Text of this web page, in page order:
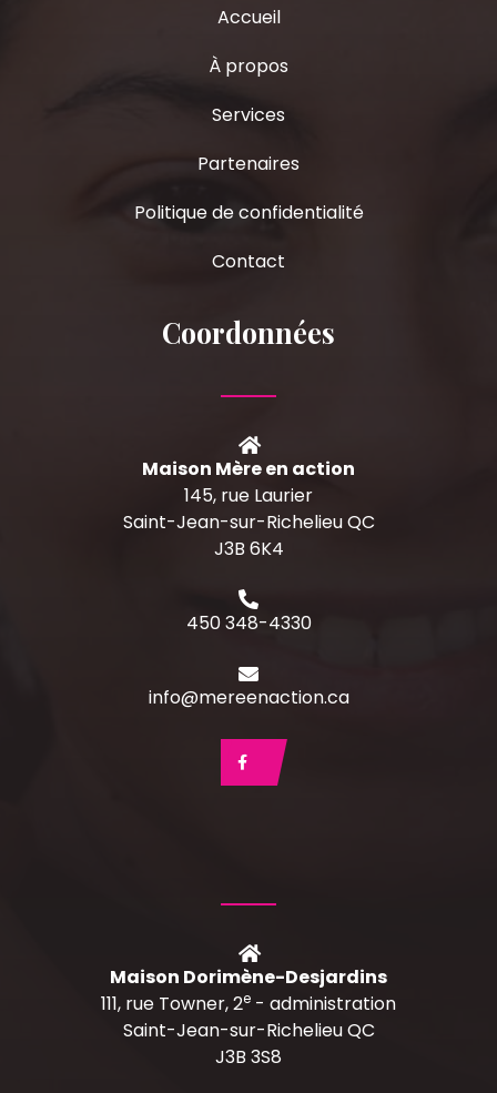
Accueil
À propos
Services
Partenaires
Politique de confidentialité
Contact
Coordonnées
Maison Mère en action
145, rue Laurier
Saint-Jean-sur-Richelieu QC
J3B 6K4
450 348-4330
info@mereenaction.ca
Maison Dorimène-Desjardins
111, rue Towner, 2e - administration
Saint-Jean-sur-Richelieu QC
J3B 3S8